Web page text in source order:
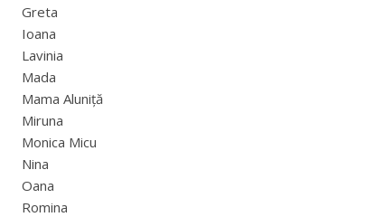
Greta
Ioana
Lavinia
Mada
Mama Aluniță
Miruna
Monica Micu
Nina
Oana
Romina